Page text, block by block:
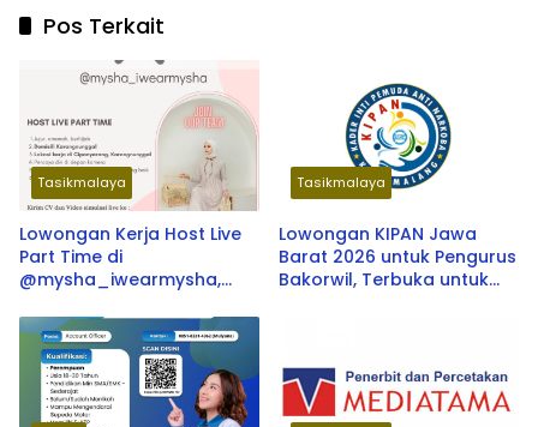
Pos Terkait
Tasikmalaya
Lowongan Kerja Host Live
Part Time di
@mysha_iwearmysha,
Tasikmalaya
Lowongan KIPAN Jawa
Barat 2026 untuk Pengurus
Bakorwil, Terbuka untuk
Bogor